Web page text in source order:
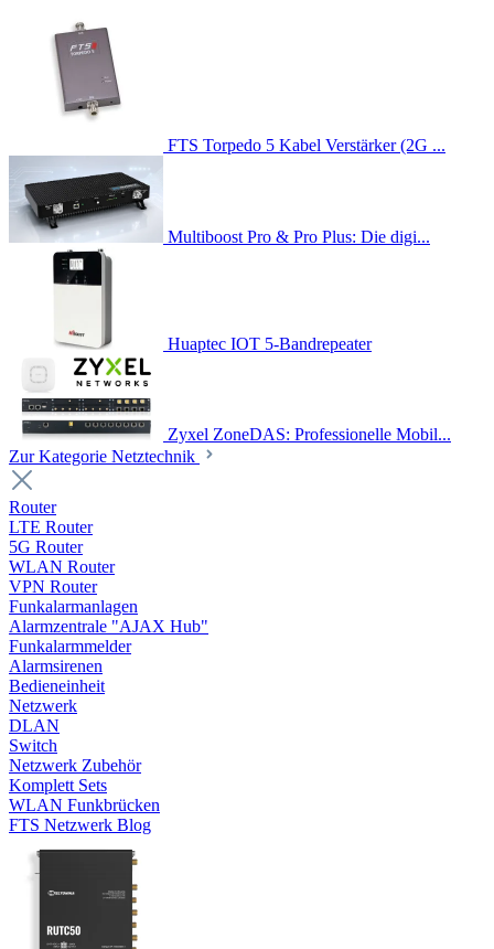
FTS Torpedo 5 Kabel Verstärker (2G ...
Multiboost Pro & Pro Plus: Die digi...
Huaptec IOT 5-Bandrepeater
Zyxel ZoneDAS: Professionelle Mobil...
Zur Kategorie Netztechnik
Router
LTE Router
5G Router
WLAN Router
VPN Router
Funkalarmanlagen
Alarmzentrale "AJAX Hub"
Funkalarmmelder
Alarmsirenen
Bedieneinheit
Netzwerk
DLAN
Switch
Netzwerk Zubehör
Komplett Sets
WLAN Funkbrücken
FTS Netzwerk Blog